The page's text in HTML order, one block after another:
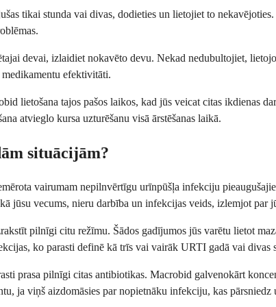
tikai stunda vai divas, dodieties un lietojiet to
devai, izlaidiet nokavēto devu. Nekad nedubultojiet,
efektivitāti.
lietošana tajos pašos laikos, kad jūs veicat citas
atvieglo kursa uzturēšanu visā ārstēšanas laikā.
situācijām?
vairumam nepilnvērtīgu urīnpūšļa infekciju
jūsu vecums, nieru darbība un infekcijas veids, izlemjot par
pilnīgi citu režīmu. Šādos gadījumos jūs varētu lietot
ko parasti definē kā trīs vai vairāk URTI gadā vai divas
prasa pilnīgi citas antibiotikas. Macrobid galvenokārt
ja viņš aizdomāsies par nopietnāku infekciju, kas pārsniedz